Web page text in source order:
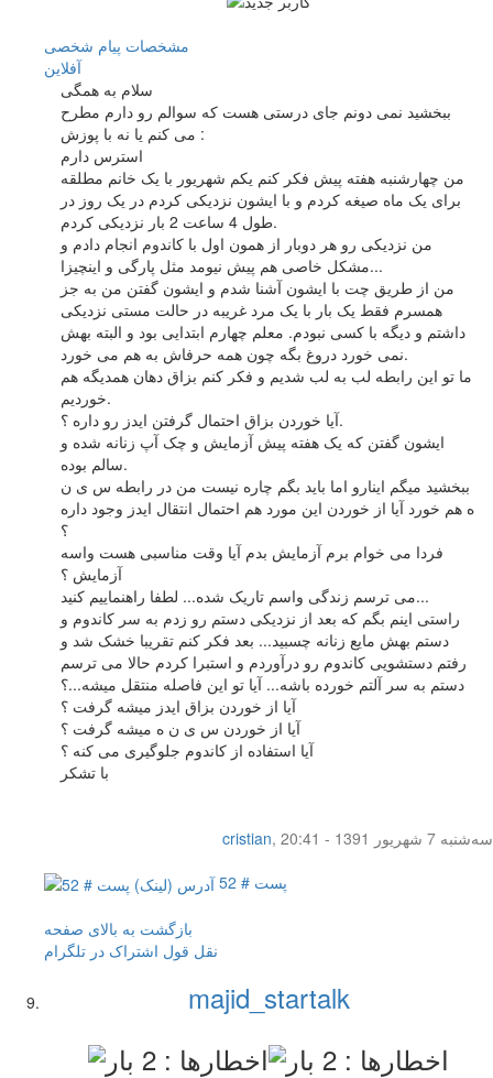
مشخصات پیام شخصی
آفلاين
سلام به همگی
ببخشید نمی دونم جای درستی هست که سوالم رو دارم مطرح
می کنم یا نه با پوزش :
استرس دارم
من چهارشنبه هفته پیش فکر کنم یکم شهریور با یک خانم مطلقه
برای یک ماه صیغه کردم و با ایشون نزدیکی کردم در یک روز در
طول 4 ساعت 2 بار نزدیکی کردم.
من نزدیکی رو هر دوبار از همون اول با کاندوم انجام دادم و
مشکل خاصی هم پیش نیومد مثل پارگی و اینچیزا...
من از طریق چت با ایشون آشنا شدم و ایشون گفتن من به جز
همسرم فقط یک بار با یک مرد غریبه در حالت مستی نزدیکی
داشتم و دیگه با کسی نبودم. معلم چهارم ابتدایی بود و البته بهش
نمی خورد دروغ بگه چون همه حرفاش به هم می خورد.
ما تو این رابطه لب به لب شدیم و فکر کنم بزاق دهان همدیگه هم
خوردیم.
آیا خوردن بزاق احتمال گرفتن ایدز رو داره ؟.
ایشون گفتن که یک هفته پیش آزمایش و چک آپ زنانه شده و
سالم بوده.
ببخشید میگم اینارو اما باید بگم چاره نیست من در رابطه س ی ن
ه هم خورد آیا از خوردن این مورد هم احتمال انتقال ایدز وجود داره
؟
فردا می خوام برم آزمایش بدم آیا وقت مناسبی هست واسه
آزمایش ؟
می ترسم زندگی واسم تاریک شده... لطفا راهنماییم کنید...
راستی اینم بگم که بعد از نزدیکی دستم رو زدم به سر کاندوم و
دستم بهش مایع زنانه چسبید... بعد فکر کنم تقریبا خشک شد و
رفتم دستشویی کاندوم رو درآوردم و استبرا کردم حالا می ترسم
دستم به سر آلتم خورده باشه... آیا تو این فاصله منتقل میشه...؟
آیا از خوردن بزاق ایدز میشه گرفت ؟
آیا از خوردن س ی ن ه میشه گرفت ؟
آیا استفاده از کاندوم جلوگیری می کنه ؟
با تشکر
cristian,
سه‌شنبه 7 شهریور 1391 - 20:41
پست # 52
بازگشت به بالای صفحه
نقل قول اشتراک در تلگرام
majid_startalk